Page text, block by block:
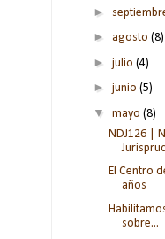
►
► agosto (8)
► julio (4)
► junio (5)
▼ mayo (8)
NDJ126 |
El Centro
años
sobre...